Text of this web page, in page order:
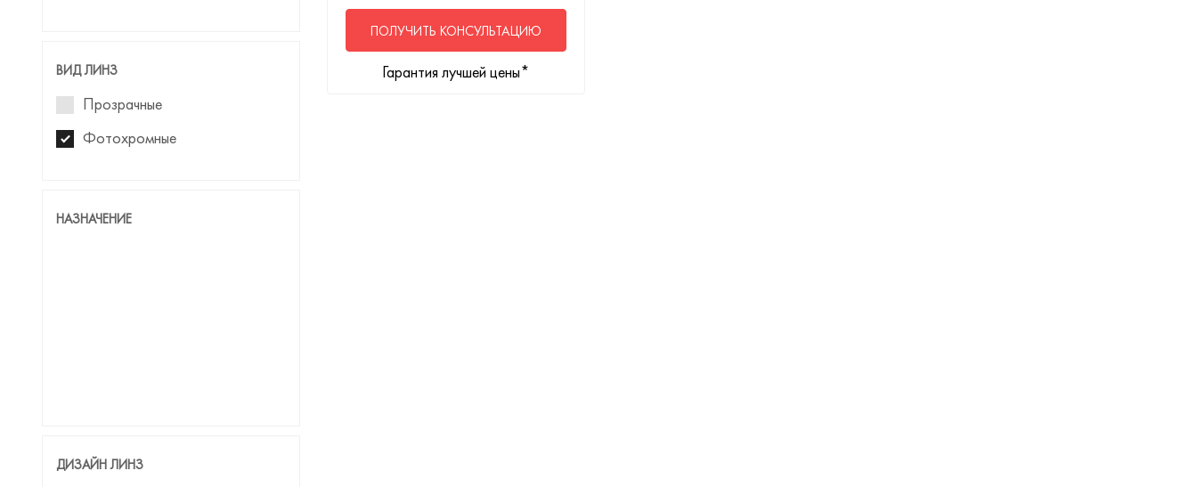
ВИД ЛИНЗ
Прозрачные
Фотохромные
НАЗНАЧЕНИЕ
ДИЗАЙН ЛИНЗ
ПОЛУЧИТЬ КОНСУЛЬТАЦИЮ
Гарантия лучшей цены*